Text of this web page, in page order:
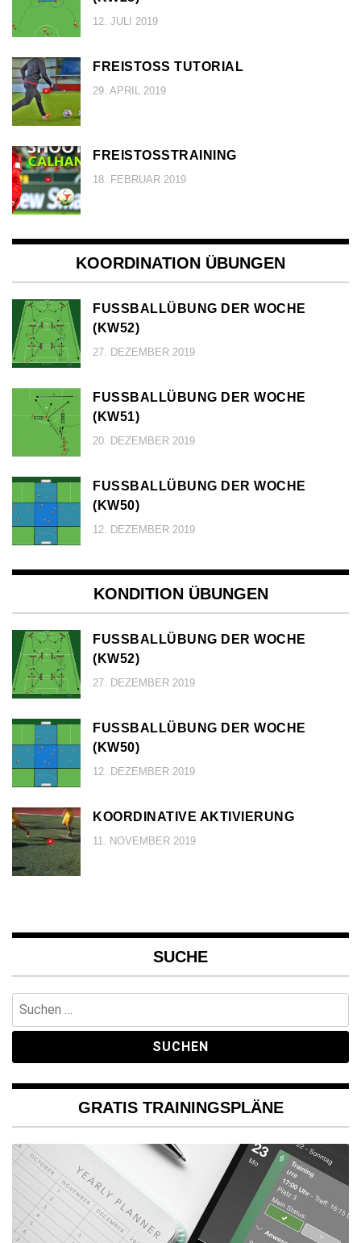
12. JULI 2019
FREISTOSS TUTORIAL
29. APRIL 2019
FREISTOSSTRAINING
18. FEBRUAR 2019
KOORDINATION ÜBUNGEN
FUSSBALLÜBUNG DER WOCHE (
KW52)
27. DEZEMBER 2019
FUSSBALLÜBUNG DER WOCHE (
KW51)
20. DEZEMBER 2019
FUSSBALLÜBUNG DER WOCHE (
KW50)
12. DEZEMBER 2019
KONDITION ÜBUNGEN
FUSSBALLÜBUNG DER WOCHE (
KW52)
27. DEZEMBER 2019
FUSSBALLÜBUNG DER WOCHE (
KW50)
12. DEZEMBER 2019
KOORDINATIVE AKTIVIERUNG
11. NOVEMBER 2019
SUCHE
nach:
GRATIS TRAININGSPLÄNE